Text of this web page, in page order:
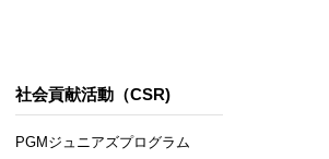
社会貢献活動（CSR)
PGMジュニアズプログラム